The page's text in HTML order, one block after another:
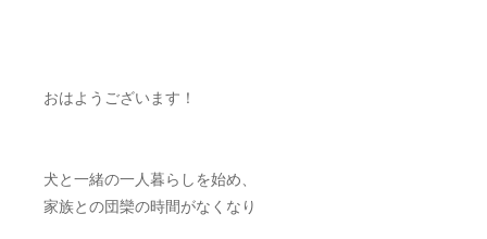
おはようございます！
犬と一緒の一人暮らしを始め、
家族との団欒の時間がなくなり